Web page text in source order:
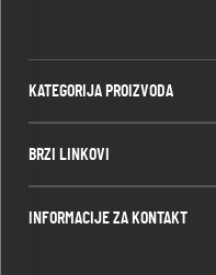
KATEGORIJA PROIZVODA
BRZI LINKOVI
INFORMACIJE ZA KONTAKT